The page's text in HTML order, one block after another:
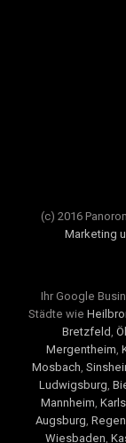
(c) 2016
Marketing
Ihr Google
Städte wie
Bretzfeld,
Mergentheim,
Mosbach,
Ludwigsburg,
Mannheim,
Augsburg,
Wiesbaden,